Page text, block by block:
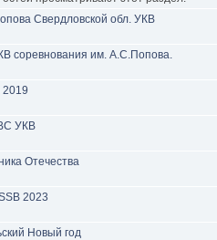
Свердловской обл. УКВ
соревнования им. А.С.Попова.
2019
УКВ
Отечества
2023
Новый год